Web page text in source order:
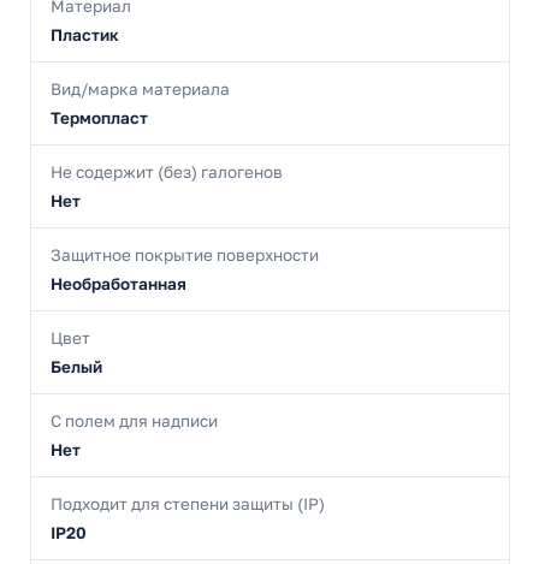
Материал
Пластик
Вид/марка материала
Термопласт
Не содержит (без) галогенов
Нет
Защитное покрытие поверхности
Необработанная
Цвет
Белый
С полем для надписи
Нет
Подходит для степени защиты (IP)
IP20